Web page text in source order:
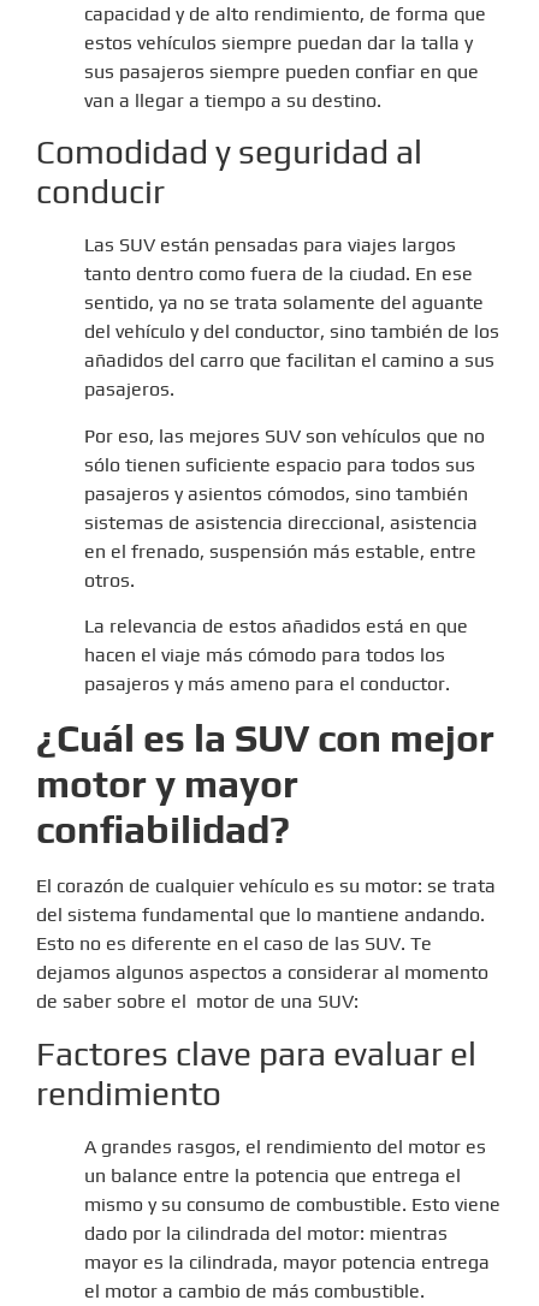
capacidad y de alto rendimiento, de forma que
estos vehículos siempre puedan dar la talla y
sus pasajeros siempre pueden confiar en que
van a llegar a tiempo a su destino.
Comodidad y seguridad al
conducir
Las SUV están pensadas para viajes largos
tanto dentro como fuera de la ciudad. En ese
sentido, ya no se trata solamente del aguante
del vehículo y del conductor, sino también de los
añadidos del carro que facilitan el camino a sus
pasajeros.
Por eso, las mejores SUV son vehículos que no
sólo tienen suficiente espacio para todos sus
pasajeros y asientos cómodos, sino también
sistemas de asistencia direccional, asistencia
en el frenado, suspensión más estable, entre
otros.
La relevancia de estos añadidos está en que
hacen el viaje más cómodo para todos los
pasajeros y más ameno para el conductor.
¿Cuál es la SUV con mejor
motor y mayor
confiabilidad?
El corazón de cualquier vehículo es su motor: se trata
del sistema fundamental que lo mantiene andando.
Esto no es diferente en el caso de las SUV. Te
dejamos algunos aspectos a considerar al momento
de saber sobre el motor de una SUV:
Factores clave para evaluar el
rendimiento
A grandes rasgos, el rendimiento del motor es
un balance entre la potencia que entrega el
mismo y su consumo de combustible. Esto viene
dado por la cilindrada del motor: mientras
mayor es la cilindrada, mayor potencia entrega
el motor a cambio de más combustible.